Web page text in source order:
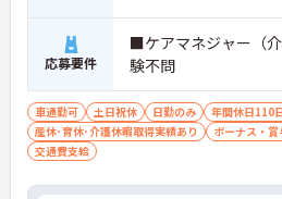
応募要件
■ケアマネジャー（
験不問
車通勤可 土日祝休 日勤のみ
年間休日110
産休･育休･介護休暇取得実績あり
ボーナス・賞
交通費支給